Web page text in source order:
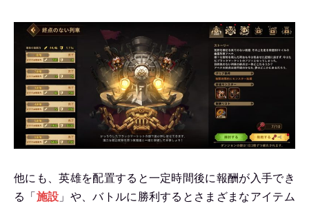
他にも、英雄を配置すると一定時間後に報酬が入手でき
る「 施設 」や、バトルに勝利するとさまざまなアイテム